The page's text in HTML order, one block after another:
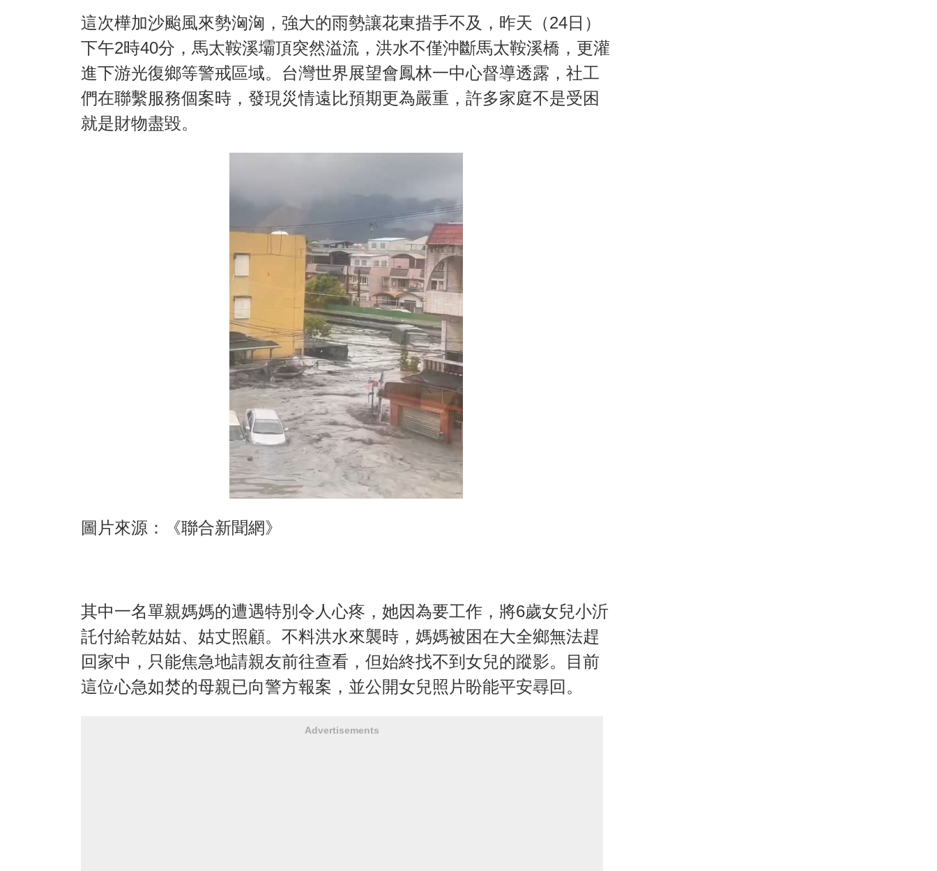
這次樺加沙颱風來勢洶洶，強大的雨勢讓花東措手不及，昨天（24日）
下午2時40分，馬太鞍溪壩頂突然溢流，洪水不僅沖斷馬太鞍溪橋，更灌
進下游光復鄉等警戒區域。台灣世界展望會鳳林一中心督導透露，社工
們在聯繫服務個案時，發現災情遠比預期更為嚴重，許多家庭不是受困
就是財物盡毀。
圖片來源：《聯合新聞網》
其中一名單親媽媽的遭遇特別令人心疼，她因為要工作，將6歲女兒小沂
託付給乾姑姑、姑丈照顧。不料洪水來襲時，媽媽被困在大全鄉無法趕
回家中，只能焦急地請親友前往查看，但始終找不到女兒的蹤影。目前
這位心急如焚的母親已向警方報案，並公開女兒照片盼能平安尋回。
Advertisements